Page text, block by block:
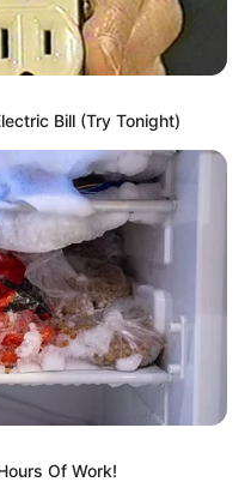
Bill (Try Tonight)
Of Work!